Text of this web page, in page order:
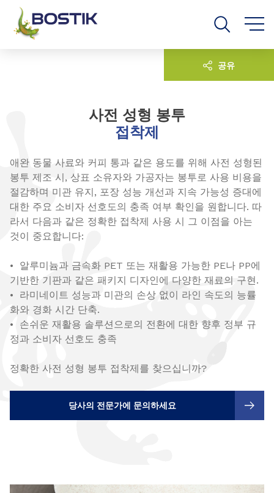
Go to content Go to navigation
사전 성형 봉투
접착제
애완 동물 사료와 커피 통과 같은 용도를 위해 사전 성형된
봉투 제조 시, 상표 소유자와 가공자는 봉투로 사용 비용을
절감하며 미관 유지, 포장 성능 개선과 지속 가능성 증대에
대한 주요 소비자 선호도의 충족 여부 확인을 원합니다. 따
라서 다음과 같은 정확한 접착제 사용 시 그 이점을 아는
것이 중요합니다:
• 알루미늄과 금속화 PET 또는 재활용 가능한 PE나 PP에
기반한 기판과 같은 패키지 디자인에 다양한 재료의 구현.
• 라미네이트 성능과 미관의 손상 없이 라인 속도의 능률
화와 경화 시간 단축.
• 손쉬운 재활용 솔루션으로의 전환에 대한 향후 정부 규
정과 소비자 선호도 충족
정확한 사전 성형 봉투 접착제를 찾으십니까?
당사의 전문가에 문의하세요
공유